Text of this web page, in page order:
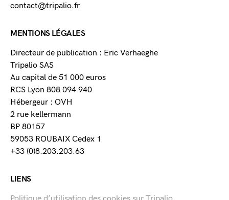
contact@tripalio.fr
MENTIONS LÉGALES
Directeur de publication : Eric Verhaeghe
Tripalio SAS
Au capital de 51 000 euros
RCS Lyon 808 094 940
Hébergeur : OVH
2 rue kellermann
BP 80157
59053 ROUBAIX Cedex 1
+33 (0)8.203.203.63
LIENS